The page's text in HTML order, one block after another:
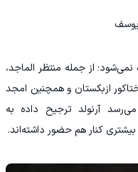
از جمله منتظر الماجد،
ازبکستان و همچنین امجد
آرنولد ترجیح داده به
کنار هم حضور داشته‌اند.